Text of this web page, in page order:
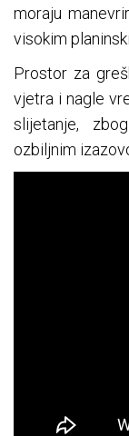
moraju
visokim
Prostor za
vjetra i nagle
slijetanje,
ozbiljnim